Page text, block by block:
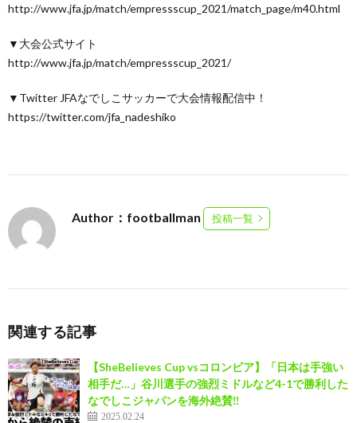
http://www.jfa.jp/match/empressscup_2021/match_page/m40.html
▼大会公式サイト
http://www.jfa.jp/match/empressscup_2021/
▼Twitter JFAなでしこサッカーで大会情報配信中！
https://twitter.com/jfa_nadeshiko
Author：footballman 投稿一覧
関連する記事
【SheBelieves Cup vsコロンビア】「日本は手強い
相手だ…」谷川選手の強烈ミドルなど4-1で勝利した
なでしこジャパンを海外絶賛‼︎
2025.02.24